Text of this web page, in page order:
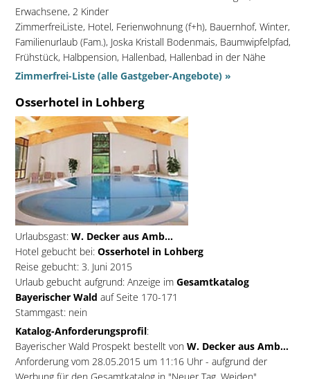
Erwachsene, 2 Kinder
ZimmerfreiListe, Hotel, Ferienwohnung (f+h), Bauernhof, Winter,
Familienurlaub (Fam.), Joska Kristall Bodenmais, Baumwipfelpfad,
Frühstück, Halbpension, Hallenbad, Hallenbad in der Nähe
Zimmerfrei-Liste (alle Gastgeber-Angebote) »
Osserhotel in Lohberg
Urlaubsgast: W. Decker aus Amb...
Hotel gebucht bei: Osserhotel in Lohberg
Reise gebucht: 3. Juni 2015
Urlaub gebucht aufgrund: Anzeige im Gesamtkatalog
Bayerischer Wald auf Seite 170-171
Stammgast: nein
Katalog-Anforderungsprofil:
Bayerischer Wald Prospekt bestellt von W. Decker aus Amb...
Anforderung vom 28.05.2015 um 11:16 Uhr - aufgrund der
Werbung für den Gesamtkatalog in "Neuer Tag, Weiden"